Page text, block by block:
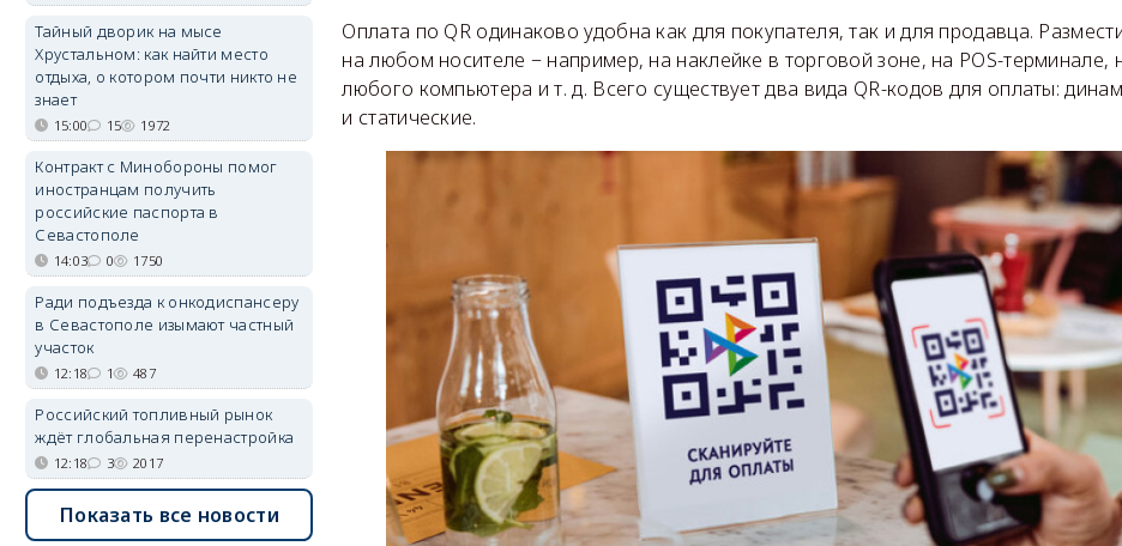
Оплата по QR одинаково удобна как для покупателя, так и для продавца.
на любом носителе − например, на наклейке в торговой зоне, на POS-терминале,
любого компьютера и т. д. Всего существует два вида QR-кодов для оплаты:
и статические.
Тайный дворик на мысе
Хрустальном: как найти место
отдыха, о котором почти никто не
знает
15:00 15 1972
Контракт с Минобороны помог
иностранцам получить
российские паспорта в
Севастополе
14:03 0 1750
Ради подъезда к онкодиспансеру
в Севастополе изымают частный
участок
12:18 1 487
Российский топливный рынок
ждёт глобальная перенастройка
12:18 3 2017
Показать все новости